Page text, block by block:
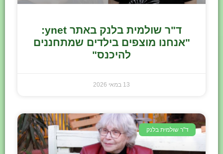
ד"ר שולמית בלנק באתר ynet:
"אנחנו מוצפים בילדים שמתחננים
להיכנס"
13 במאי 2026
ד"ר שולמית בלנק